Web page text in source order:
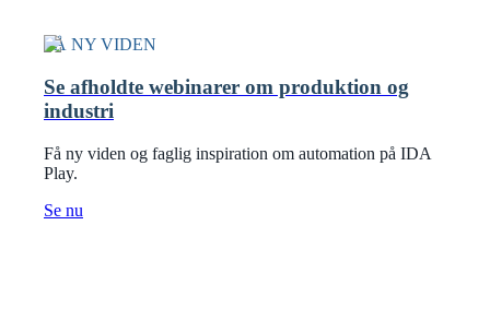
FÅ NY VIDEN
Se afholdte webinarer om produktion og
industri
Få ny viden og faglig inspiration om automation på IDA
Play.
Se nu